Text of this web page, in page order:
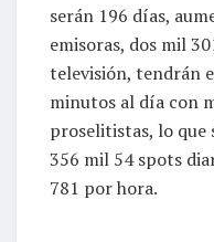
serán 196 días,
emisoras, dos mil
televisión, tendrán
minutos al día con
proselitistas, lo que
356 mil 54 spots
781 por hora.